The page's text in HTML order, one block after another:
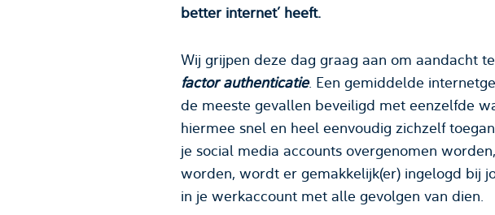
better internet’ heeft.
Wij grijpen deze dag graag aan om aandacht
factor authenticatie. Een gemiddelde
de meeste gevallen beveiligd met eenzelfde
hiermee snel en heel eenvoudig zichzelf
je social media accounts overgenomen
worden, wordt er gemakkelijk(er) ingelogd bij
in je werkaccount met alle gevolgen van dien.